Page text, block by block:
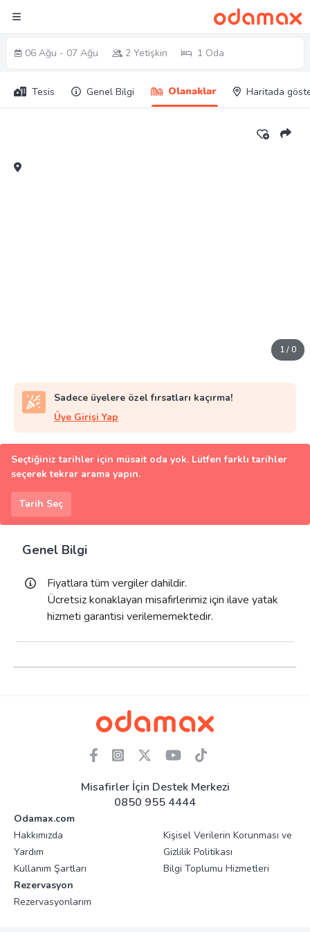
06 Ağu - 07 Ağu 2 Yetişkin 1 Oda
Tesis Genel Bilgi Olanaklar Haritada
1/0
Sadece üyelere özel fırsatları kaçırma!
Üye Girişi Yap
Seçtiğiniz tarihler için müsait oda yok. Lütfen farklı tarihler
seçerek tekrar arama yapın.
Tarih Seç
Genel Bilgi
Fiyatlara tüm vergiler dahildir.
Ücretsiz konaklayan misafirlerimiz için ilave yatak
hizmeti garantisi verilememektedir.
Misafirler İçin Destek Merkezi
0850 955 4444
Odamax.com
Hakkımızda
Yardım
Kullanım Şartları
Kişisel Verilerin Korunması ve
Gizlilik Politikası
Bilgi Toplumu Hizmetleri
Rezervasyon
Rezervasyonlarım